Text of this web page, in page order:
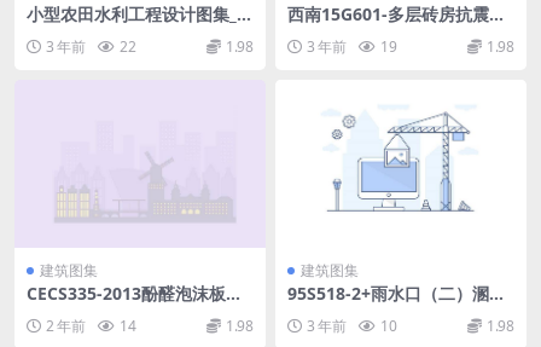
小型农田水利工程设计图集_部
3 年前 22 1.98
西南15G601-多层砖房抗震构
造图集用于普通砖砌体的多层
房屋.pdf
3 年前 19 1.98
建筑图集
CECS335-2013酚醛泡沫板薄
抹灰外墙外保温工程技术规程.
rar2 年前 14 1.98
建筑图集
95S518-2+雨水口（二）溷凝
3 年前 10 1.98